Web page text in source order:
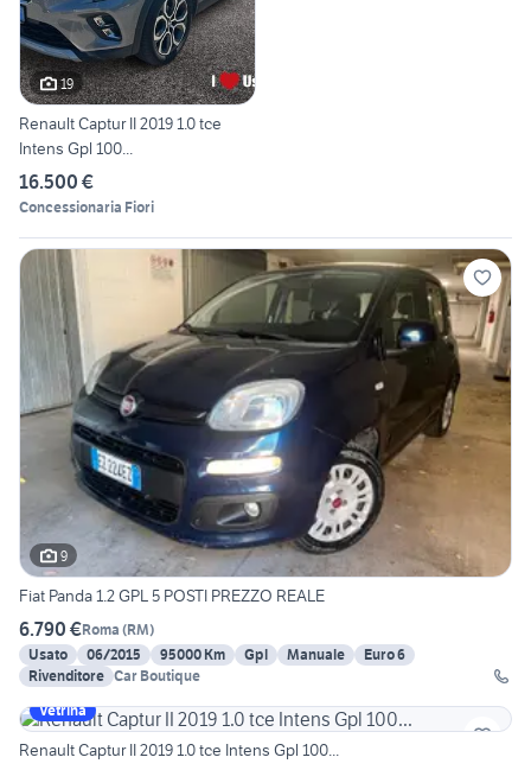
19
Renault Captur II 2019 1.0 tce
Intens Gpl 100...
16.500 €
Concessionaria Fiori
9
Fiat Panda 1.2 GPL 5 POSTI PREZZO REALE
6.790 €Roma (RM)
Usato
06/2015 95000 Km Gpl Manuale
Euro 6
Rivenditore Car Boutique
Vetrina
Renault Captur II 2019 1.0 tce Intens Gpl 100...